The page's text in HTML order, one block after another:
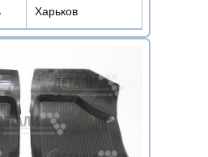
Харьков